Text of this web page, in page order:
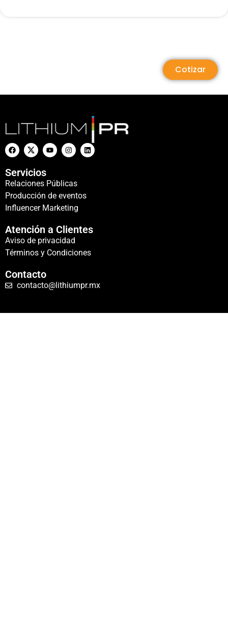
Cotizar
Servicios
Relaciones Públicas
Producción de eventos
Influencer Marketing
Atención a Clientes
Aviso de privacidad
Términos y Condiciones
Contacto
contacto@lithiumpr.mx